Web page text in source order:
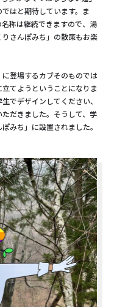
はと期待しています。ま
称は継続できますので、湯
さんぽみち」の散策もお楽
登場するカブそのものでは
てようということになりま
でデザインしてください、
だきました。そうして、学
みち」に設置されました。